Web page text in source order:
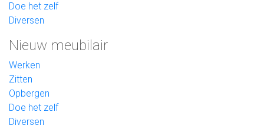
Doe het zelf
Diversen
Nieuw meubilair
Werken
Zitten
Opbergen
Doe het zelf
Diversen